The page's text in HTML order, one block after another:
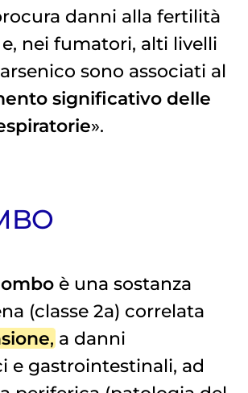
danni alla fertilità
nei fumatori, alti livelli
sono associati al
significativo delle
».
è una sostanza
(classe 2a) correlata
, a danni
e gastrointestinali, ad